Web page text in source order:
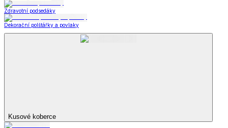
Zdravotní podsedáky
Dekorační polštářky a povlaky
Kusové koberce